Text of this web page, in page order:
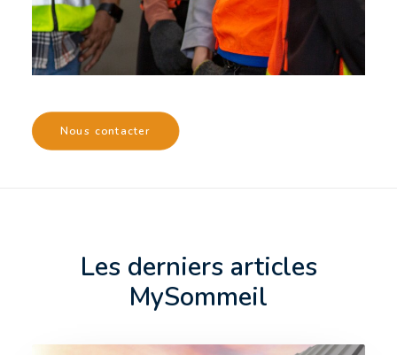
Nous contacter
Les derniers articles
MySommeil